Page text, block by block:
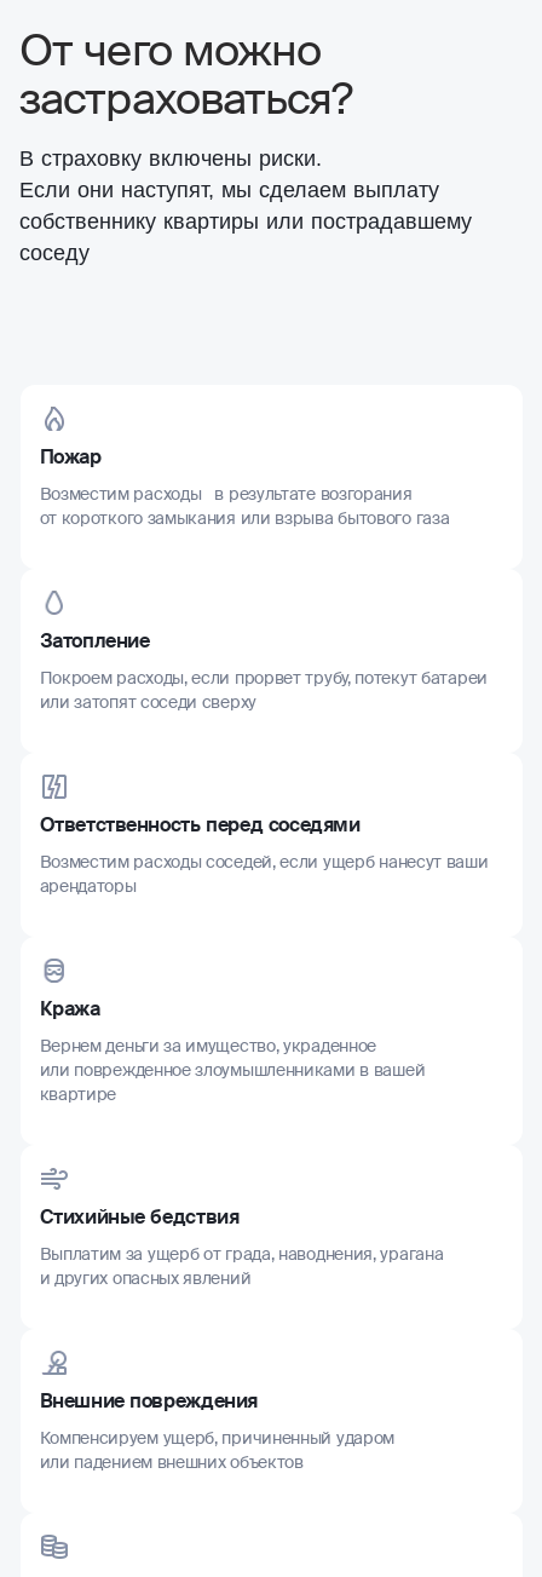
От чего можно
застраховаться?
В страховку включены риски.
Если они наступят, мы сделаем выплату
собственнику квартиры или пострадавшему
соседу
Пожар
Возместим расходы в результате возгорания
от короткого замыкания или взрыва бытового газа
Затопление
Покроем расходы, если прорвет трубу, потекут батареи
или затопят соседи сверху
Ответственность перед соседями
Возместим расходы соседей, если ущерб нанесут ваши
арендаторы
Кража
Вернем деньги за имущество, украденное
или поврежденное злоумышленниками в вашей
квартире
Стихийные бедствия
Выплатим за ущерб от града, наводнения, урагана
и других опасных явлений
Внешние повреждения
Компенсируем ущерб, причиненный ударом
или падением внешних объектов